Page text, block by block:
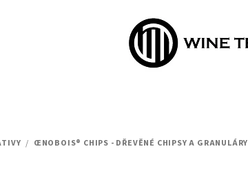
/ ŒNOBOIS® CHIPS - DŘEVĚNÉ CHIPSY A GRANULÁRY